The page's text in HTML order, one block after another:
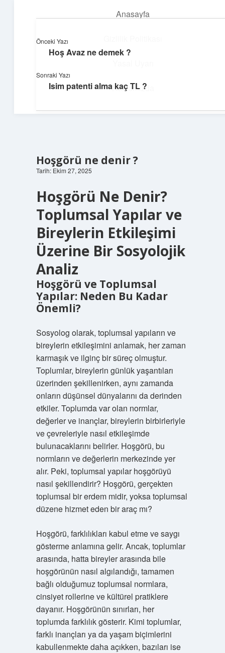
Anasayfa
Hakkımızda
Neşeli Fikir Köşesi
Hayatına neşe katan kısa hikayeler!
Hoşgörü ne denir ?
Tarih: Ekim 27, 2025
Hoşgörü Ne Denir?
Toplumsal Yapılar ve
Bireylerin Etkileşimi
Üzerine Bir Sosyolojik
Analiz
Hoşgörü ve Toplumsal
Yapılar: Neden Bu Kadar
Önemli?
Sosyolog olarak, toplumsal yapıların ve
bireylerin etkileşimini anlamak, her zaman
karmaşık ve ilginç bir süreç olmuştur.
Toplumlar, bireylerin günlük yaşantıları
üzerinden şekillenirken, aynı zamanda
onların düşünsel dünyalarını da derinden
etkiler. Toplumda var olan normlar,
değerler ve inançlar, bireylerin birbirleriyle
ve çevreleriyle nasıl etkileşimde
bulunacaklarını belirler. Hoşgörü, bu
normların ve değerlerin merkezinde yer
alır. Peki, toplumsal yapılar hoşgörüyü
nasıl şekillendirir? Hoşgörü, gerçekten
toplumsal bir erdem midir, yoksa toplumsal
düzene hizmet eden bir araç mı?
Hoşgörü, farklılıkları kabul etme ve saygı
gösterme anlamına gelir. Ancak, toplumlar
arasında, hatta bireyler arasında bile
hoşgörünün nasıl algılandığı, tamamen
bağlı olduğumuz toplumsal normlara,
cinsiyet rollerine ve kültürel pratiklere
dayanır. Hoşgörünün sınırları, her
toplumda farklılık gösterir. Kimi toplumlar,
farklı inançları ya da yaşam biçimlerini
kabullenmekte daha açıkken, bazıları ise
Önceki Yazı
Hoş Avaz ne demek ?
Sonraki Yazı
Isim patenti alma kaç TL ?